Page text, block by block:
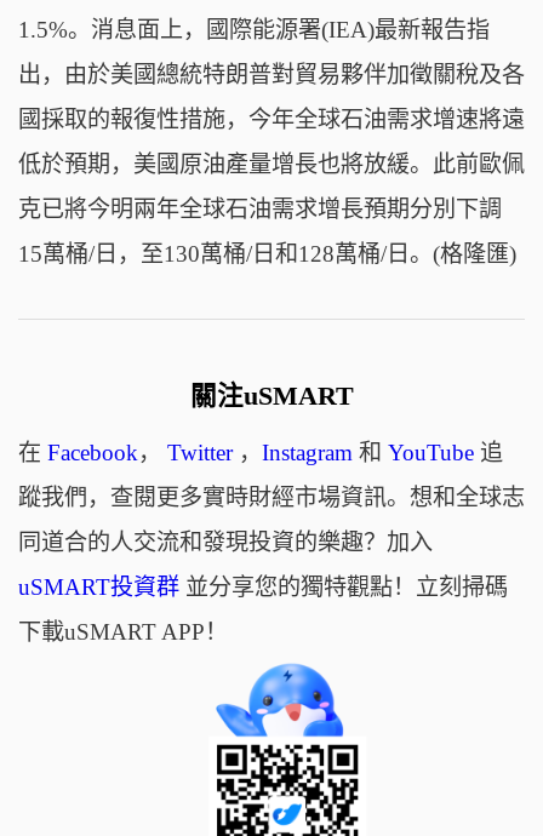
1.5%。消息面上，國際能源署(IEA)最新報告指
出，由於美國總統特朗普對貿易夥伴加徵關稅及各
國採取的報復性措施，今年全球石油需求增速將遠
低於預期，美國原油產量增長也將放緩。此前歐佩
克已將今明兩年全球石油需求增長預期分別下調
15萬桶/日，至130萬桶/日和128萬桶/日。(格隆匯)
關注uSMART
在 Facebook， Twitter， Instagram 和 YouTube追
蹤我們，查閱更多實時財經市場資訊。想和全球志
同道合的人交流和發現投資的樂趣？加入
uSMART投資群並分享您的獨特觀點！立刻掃碼
下載uSMART APP！